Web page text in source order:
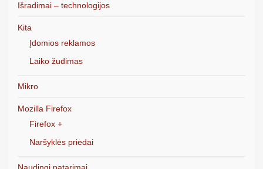
Išradimai – technologijos
Kita
Įdomios reklamos
Laiko žudimas
Mikro
Mozilla Firefox
Firefox +
Naršyklės priedai